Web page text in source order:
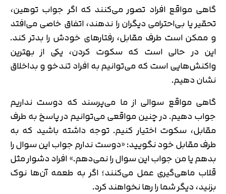
گاهی مواقع افراد تصور می‌کنند که اگر جواب توهین،
تحقیر یا بی‌احترامی دیگران را ندهند، اتفاق خاصی می‌افتد
و ممکن است طرف مقابل، رفتارهای خودش را بدتر کند.
این در حالی است که سکوت کردن، یکی از بهترین
واکنش‌هایی است که می‌توانیم به افراد تندخو و بداخلاق
نشان دهیم.
گاهی مواقع سوالی از ما می‌پرسند که دوست نداریم
جواب دهیم. در چنین مواقعی می‌توانیم در پاسخ به طرف
مقابل، سکوت اختیار کنیم. توجه داشته باشید که به
طرف مقابل خود نگویید: «دوست ندارم جواب این سوال را
بدهم یا من جواب این سوال را نمی‌دهم.» افراد دشوار مثل
قلاب ماهی‌گیری عمل می‌کنند؛ اگر به طعمه آن‌ها نوک
بزنید، دیگر شما را رها نخواهند کرد.